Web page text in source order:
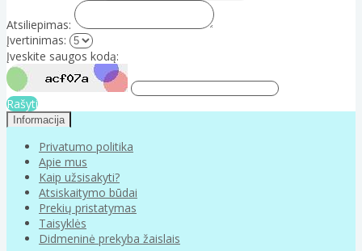
Atsiliepimas:
Įvertinimas:
Įveskite saugos kodą:
Rašyti
Informacija
Privatumo politika
Apie mus
Kaip užsisakyti?
Atsiskaitymo būdai
Prekių pristatymas
Taisyklės
Didmeninė prekyba žaislais